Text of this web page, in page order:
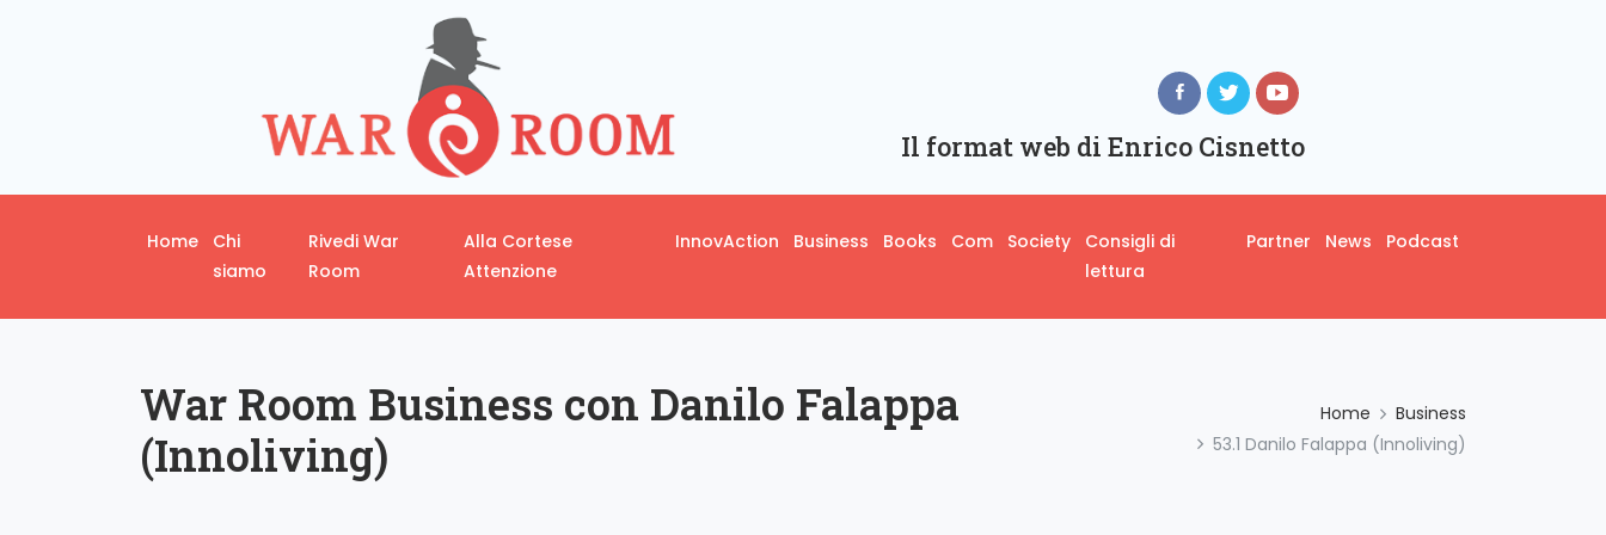
Il format web di Enrico Cisnetto
Home
Chi
siamo
Rivedi War
Room
Alla Cortese
Attenzione
InnovAction Business Books Com Society
Consigli di
lettura
Partner News Podcast
War Room Business con Danilo Falappa
(Innoliving)
Home
Business
53.1 Danilo Falappa (Innoliving)